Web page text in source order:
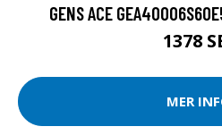
GENS ACE
1378
MER